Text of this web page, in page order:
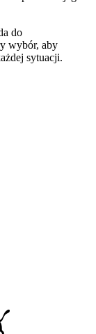
do
wybór, aby
sytuacji.